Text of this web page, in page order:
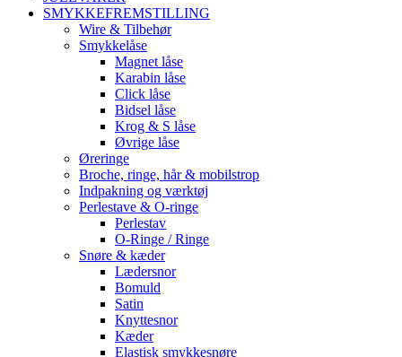
SMYKKEFREMSTILLING
Wire & Tilbehør
Smykkelåse
Magnet låse
Karabin låse
Click låse
Bidsel låse
Krog & S låse
Øvrige låse
Øreringe
Broche, ringe, hår & mobilstrop
Indpakning og værktøj
Perlestave & O-ringe
Perlestav
O-Ringe / Ringe
Snøre & kæder
Lædersnor
Bomuld
Satin
Knyttesnor
Kæder
Elastisk smykkesnøre